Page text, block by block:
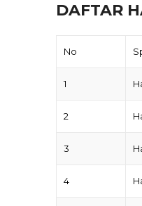
DAFTAR
No
1
2
3
4